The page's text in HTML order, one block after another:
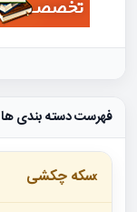
فهرست دسته بندی ها
سکه چکشی